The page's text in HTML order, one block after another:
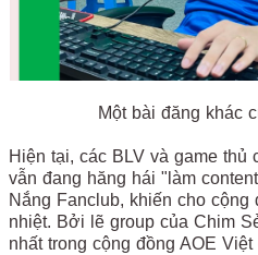
Một bài đăng khác
Hiện tại, các BLV và game thủ
vẫn đang hăng hái "làm
Nắng Fanclub, khiến cho
nhiệt. Bởi lẽ group của Chim
nhất trong cộng đồng AOE